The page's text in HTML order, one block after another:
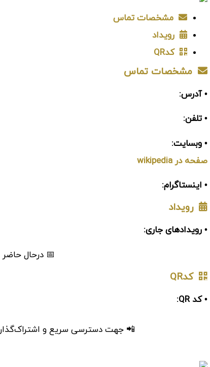
مشخصات تماس
رویداد
کدQR
مشخصات تماس
• آدرس:
• تلفن:
• وبسایت:
صفحه در wikipedia
• اینستاگرام:
رویداد
• رویدادهای جاری:
📅 درحال
کدQR
• کد QR:
📲 جهت دسترسی سریع و اشتراک‌گذاری